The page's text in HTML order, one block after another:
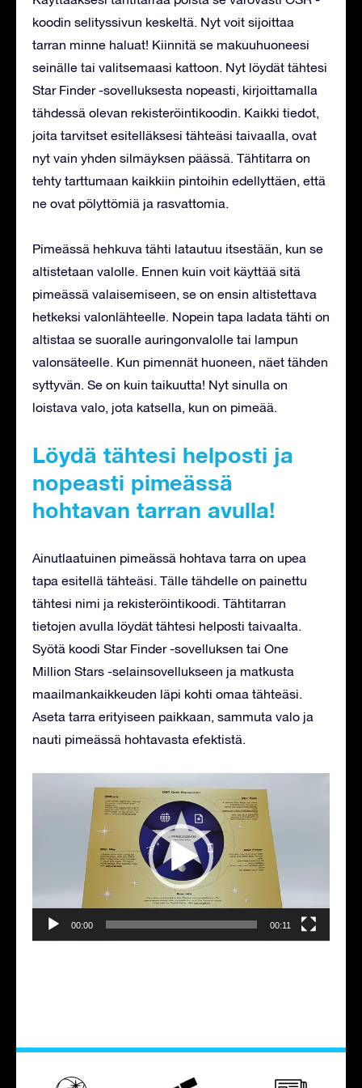
koodin selityssivun keskeltä. Nyt voit sijoittaa
tarran minne haluat! Kiinnitä se makuuhuoneesi
seinälle tai valitsemaasi kattoon. Nyt löydät tähtesi
Star Finder -sovelluksesta nopeasti, kirjoittamalla
tähdessä olevan rekisteröintikoodin. Kaikki tiedot,
joita tarvitset esitelläksesi tähteäsi taivaalla, ovat
nyt vain yhden silmäyksen päässä. Tähtitarra on
tehty tarttumaan kaikkiin pintoihin edellyttäen, että
ne ovat pölyttömiä ja rasvattomia.
Pimeässä hehkuva tähti latautuu itsestään, kun se
altistetaan valolle. Ennen kuin voit käyttää sitä
pimeässä valaisemiseen, se on ensin altistettava
hetkeksi valonlähteelle. Nopein tapa ladata tähti on
altistaa se suoralle auringonvalolle tai lampun
valonsäteelle. Kun pimennät huoneen, näet tähden
syttyvän. Se on kuin taikuutta! Nyt sinulla on
loistava valo, jota katsella, kun on pimeää.
Löydä tähtesi helposti ja
nopeasti pimeässä
hohtavan tarran avulla!
Ainutlaatuinen pimeässä hohtava tarra on upea
tapa esitellä tähteäsi. Tälle tähdelle on painettu
tähtesi nimi ja rekisteröintikoodi. Tähtitarran
tietojen avulla löydät tähtesi helposti taivaalta.
Syötä koodi Star Finder -sovelluksen tai One
Million Stars -selainsovellukseen ja matkusta
maailmankaikkeuden läpi kohti omaa tähteäsi.
Aseta tarra erityiseen paikkaan, sammuta valo ja
nauti pimeässä hohtavasta efektistä.
00:00 00:11